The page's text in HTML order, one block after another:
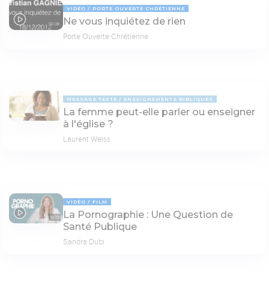
50:08
VIDÉO PORTE OUVERTE CHRÉTIENNE
Ne vous inquiétez de rien
Porte Ouverte Chrétienne
MESSAGE TEXTE ENSEIGNEMENTS BIBLIQUES
La femme peut-elle parler ou enseigner
à l'église ?
Laurent Weiss
18:39
VIDÉO FILM
La Pornographie : Une Question de
Santé Publique
Sandra Dubi